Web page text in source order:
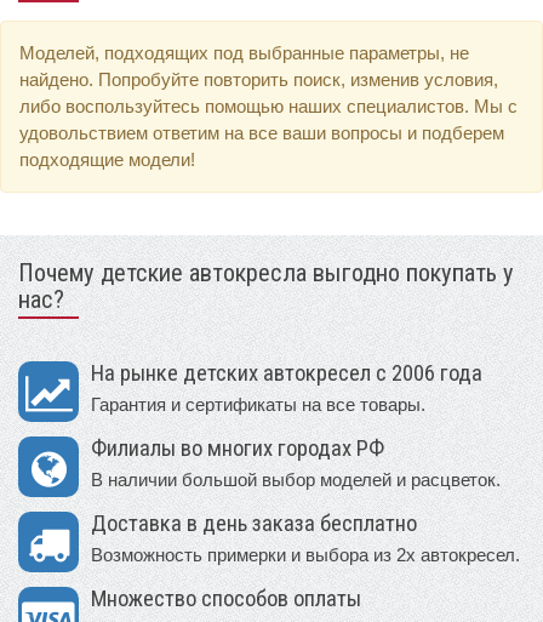
Моделей, подходящих под выбранные параметры, не
найдено. Попробуйте повторить поиск, изменив условия,
либо воспользуйтесь помощью наших специалистов. Мы с
удовольствием ответим на все ваши вопросы и подберем
подходящие модели!
Почему детские автокресла выгодно покупать у
нас?
На рынке детских автокресел с 2006 года
Гарантия и сертификаты на все товары.
Филиалы во многих городах РФ
В наличии большой выбор моделей и расцветок.
Доставка в день заказа бесплатно
Возможность примерки и выбора из 2х автокресел.
Множество способов оплаты